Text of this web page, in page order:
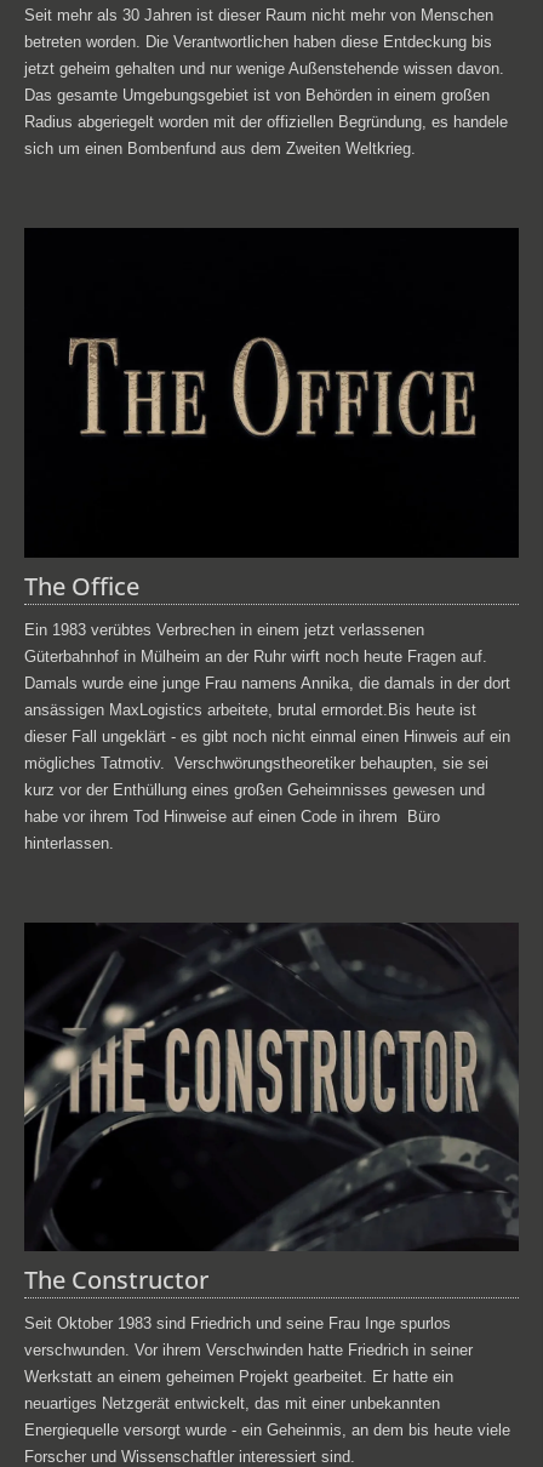
Seit mehr als 30 Jahren ist dieser Raum nicht mehr von Menschen
betreten worden. Die Verantwortlichen haben diese Entdeckung bis
jetzt geheim gehalten und nur wenige Außenstehende wissen davon.
Das gesamte Umgebungsgebiet ist von Behörden in einem großen
Radius abgeriegelt worden mit der offiziellen Begründung, es handele
sich um einen Bombenfund aus dem Zweiten Weltkrieg.
The Office
Ein 1983 verübtes Verbrechen in einem jetzt verlassenen
Güterbahnhof in Mülheim an der Ruhr wirft noch heute Fragen auf.
Damals wurde eine junge Frau namens Annika, die damals in der dort
ansässigen MaxLogistics arbeitete, brutal ermordet.Bis heute ist
dieser Fall ungeklärt - es gibt noch nicht einmal einen Hinweis auf ein
mögliches Tatmotiv. Verschwörungstheoretiker behaupten, sie sei
kurz vor der Enthüllung eines großen Geheimnisses gewesen und
habe vor ihrem Tod Hinweise auf einen Code in ihrem Büro
hinterlassen.
The Constructor
Seit Oktober 1983 sind Friedrich und seine Frau Inge spurlos
verschwunden. Vor ihrem Verschwinden hatte Friedrich in seiner
Werkstatt an einem geheimen Projekt gearbeitet. Er hatte ein
neuartiges Netzgerät entwickelt, das mit einer unbekannten
Energiequelle versorgt wurde - ein Geheinmis, an dem bis heute viele
Forscher und Wissenschaftler interessiert sind.